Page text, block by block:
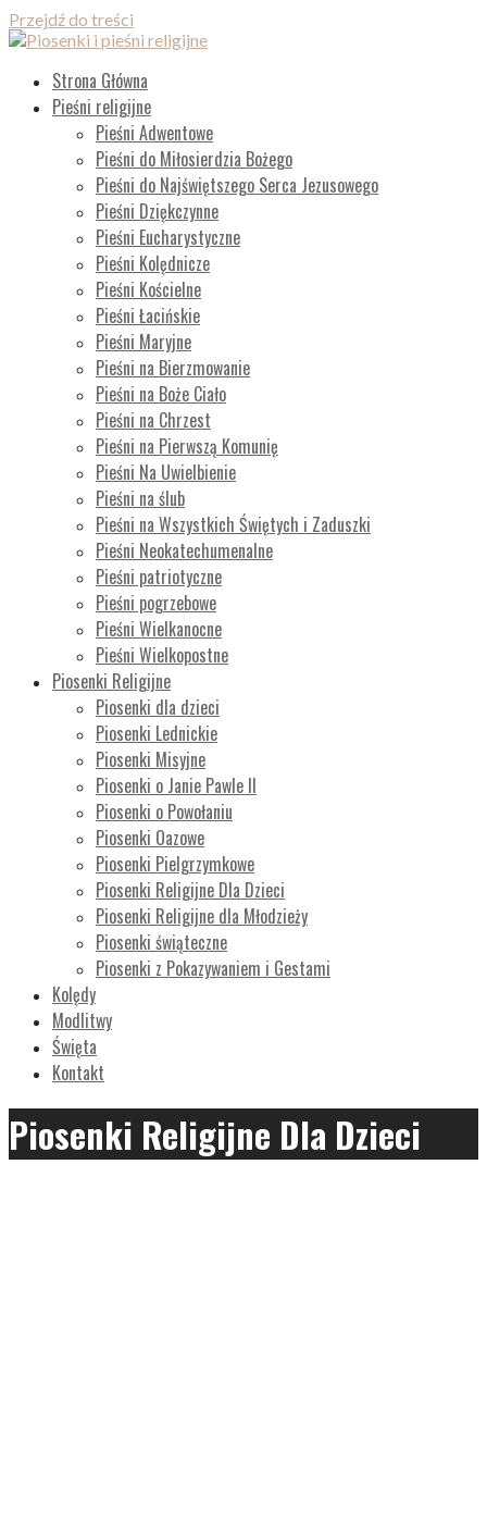
Przejdź do treści
Strona Główna
Pieśni religijne
Pieśni Adwentowe
Pieśni do Miłosierdzia Bożego
Pieśni do Najświętszego Serca Jezusowego
Pieśni Dziękczynne
Pieśni Eucharystyczne
Pieśni Kolędnicze
Pieśni Kościelne
Pieśni Łacińskie
Pieśni Maryjne
Pieśni na Bierzmowanie
Pieśni na Boże Ciało
Pieśni na Chrzest
Pieśni na Pierwszą Komunię
Pieśni Na Uwielbienie
Pieśni na ślub
Pieśni na Wszystkich Świętych i Zaduszki
Pieśni Neokatechumenalne
Pieśni patriotyczne
Pieśni pogrzebowe
Pieśni Wielkanocne
Pieśni Wielkopostne
Piosenki Religijne
Piosenki dla dzieci
Piosenki Lednickie
Piosenki Misyjne
Piosenki o Janie Pawle II
Piosenki o Powołaniu
Piosenki Oazowe
Piosenki Pielgrzymkowe
Piosenki Religijne Dla Dzieci
Piosenki Religijne dla Młodzieży
Piosenki świąteczne
Piosenki z Pokazywaniem i Gestami
Kolędy
Modlitwy
Święta
Kontakt
Piosenki Religijne Dla Dzieci